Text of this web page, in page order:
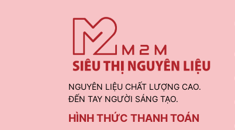
NGUYÊN LIỆU CHẤT LƯỢNG CAO.
ĐẾN TAY NGƯỜI SÁNG TẠO.
HÌNH THỨC THANH TOÁN